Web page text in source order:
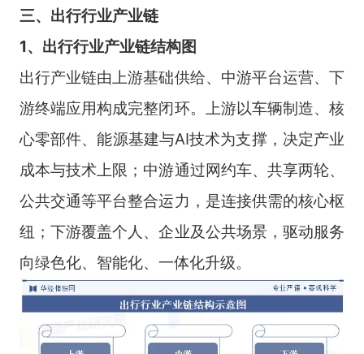
三、出行行业产业链
1、出行行业产业链结构图
出行产业链由上游基础供给、中游平台运营、下
游终端应用构成完整闭环。上游以车辆制造、核
心零部件、能源基建与AI技术为支撑，决定产业
成本与技术上限；中游通过网约车、共享两轮、
公共交通等平台整合运力，是连接供需的核心枢
纽；下游覆盖个人、企业及公共场景，驱动服务
向绿色化、智能化、一体化升级。